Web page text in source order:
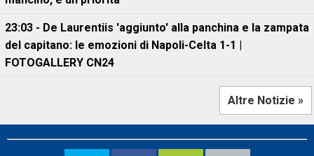
23:03 - De Laurentiis 'aggiunto' alla panchina e la zampata
del capitano: le emozioni di Napoli-Celta 1-1 |
FOTOGALLERY CN24
Altre Notizie »